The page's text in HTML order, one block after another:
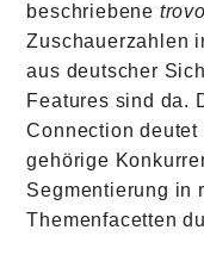
beschriebene
Zuschauerzahlen
aus deutscher
Features sind da.
Connection deutet
gehörige
Segmentierung in
Themenfacetten